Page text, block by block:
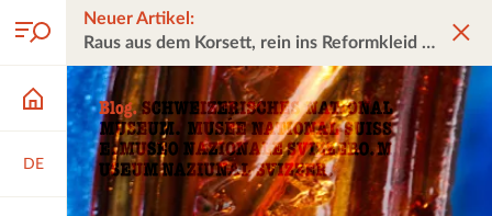
DE
Neuer Artikel:
Raus aus dem Korsett, rein ins Reformkleid